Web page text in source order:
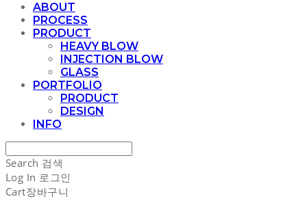
ABOUT
PROCESS
PRODUCT
HEAVY BLOW
INJECTION BLOW
GLASS
PORTFOLIO
PRODUCT
DESIGN
INFO
Search 검색
Log In 로그인
Cart장바구니